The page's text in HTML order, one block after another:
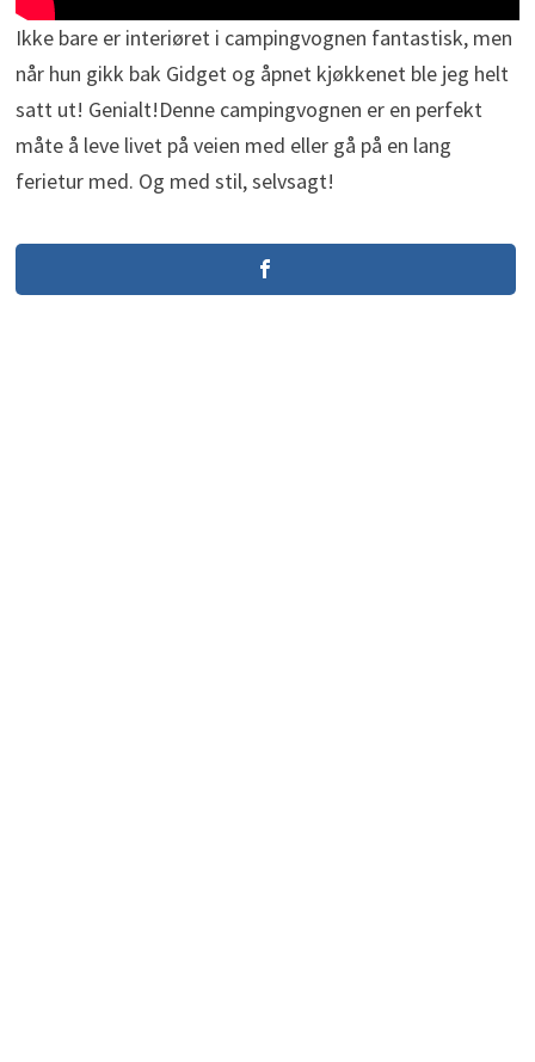
Ikke bare er interiøret i campingvognen fantastisk, men
når hun gikk bak Gidget og åpnet kjøkkenet ble jeg helt
satt ut! Genialt!Denne campingvognen er en perfekt
måte å leve livet på veien med eller gå på en lang
ferietur med. Og med stil, selvsagt!